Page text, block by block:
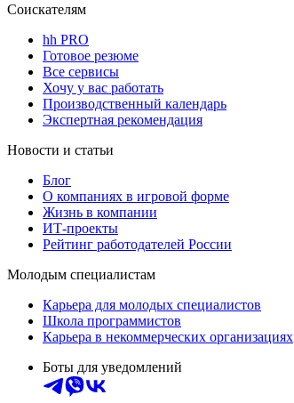
Соискателям
hh PRO
Готовое резюме
Все сервисы
Хочу у вас работать
Производственный календарь
Экспертная рекомендация
Новости и статьи
Блог
О компаниях в игровой форме
Жизнь в компании
ИТ-проекты
Рейтинг работодателей России
Молодым специалистам
Карьера для молодых специалистов
Школа программистов
Карьера в некоммерческих организациях
Боты для уведомлений